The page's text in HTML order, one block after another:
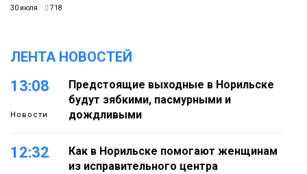
30 июля 718
ЛЕНТА НОВОСТЕЙ
13:08
Новости
Предстоящие выходные в Норильске
будут зябкими, пасмурными и
дождливыми
12:32
Как в Норильске помогают женщинам
из исправительного центра